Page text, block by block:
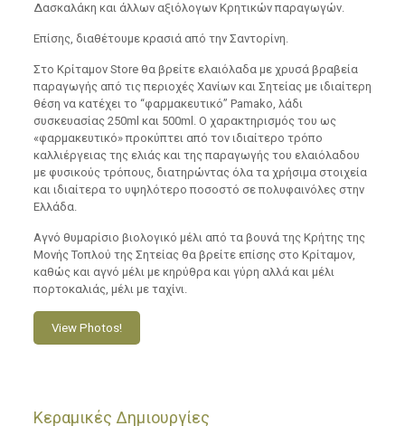
Δασκαλάκη και άλλων αξιόλογων Κρητικών παραγωγών.
Επίσης, διαθέτουμε κρασιά από την Σαντορίνη.
Στο Κρίταμον Store θα βρείτε ελαιόλαδα με χρυσά βραβεία
παραγωγής από τις περιοχές Χανίων και Σητείας με ιδιαίτερη
θέση να κατέχει το “φαρμακευτικό” Pamako, λάδι
συσκευασίας 250ml και 500ml. Ο χαρακτηρισμός του ως
«φαρμακευτικό» προκύπτει από τον ιδιαίτερο τρόπο
καλλιέργειας της ελιάς και της παραγωγής του ελαιόλαδου
με φυσικούς τρόπους, διατηρώντας όλα τα χρήσιμα στοιχεία
και ιδιαίτερα το υψηλότερο ποσοστό σε πολυφαινόλες στην
Ελλάδα.
Αγνό θυμαρίσιο βιολογικό μέλι από τα βουνά της Κρήτης της
Μονής Τοπλού της Σητείας θα βρείτε επίσης στο Κρίταμον,
καθώς και αγνό μέλι με κηρύθρα και γύρη αλλά και μέλι
πορτοκαλιάς, μέλι με ταχίνι.
View Photos!
Κεραμικές Δημιουργίες